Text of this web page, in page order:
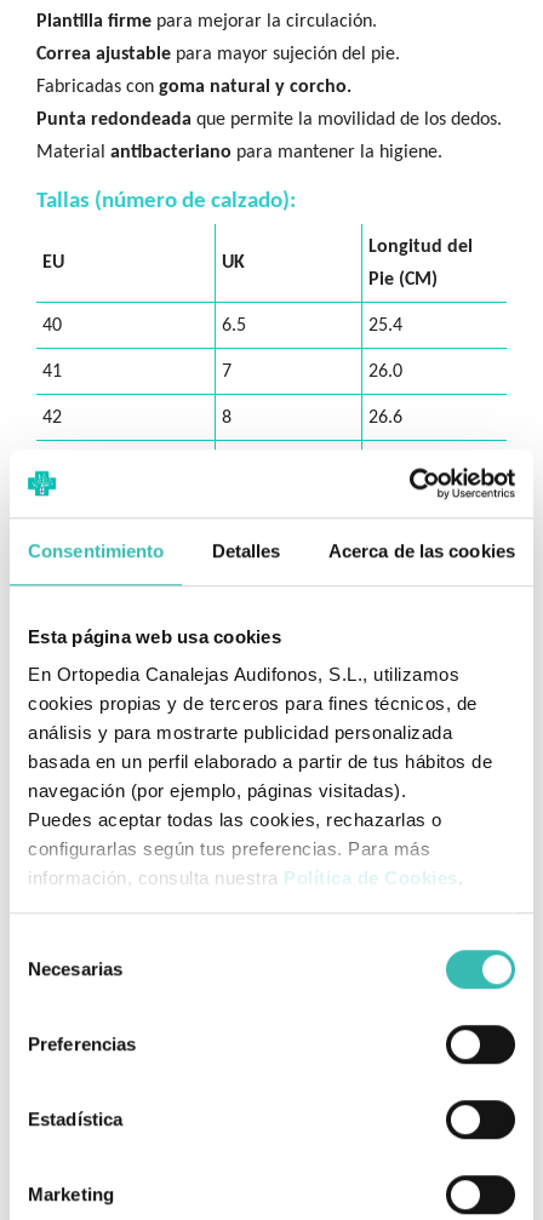
Consentimiento Detalles Acerca de las cookies
Esta página web usa cookies
En Ortopedia Canalejas Audifonos, S.L., utilizamos
cookies propias y de terceros para fines técnicos, de
análisis y para mostrarte publicidad personalizada
basada en un perfil elaborado a partir de tus hábitos de
navegación (por ejemplo, páginas visitadas).
Puedes aceptar todas las cookies, rechazarlas o
configurarlas según tus preferencias. Para más
información, consulta nuestra Política de Cookies .
Necesarias
Preferencias
Estadística
Marketing
Plantilla firme para mejorar la circulación.
Correa ajustable para mayor sujeción del pie.
Fabricadas con goma natural y corcho.
Punta redondeada que permite la movilidad de los dedos.
Material antibacteriano para mantener la higiene.
Tallas (número de calzado):
EU UK
Longitud del
Pie (CM)
40 6.5 25.4
41 7 26.0
42 8 26.6
45 10.5 28.5
¿Cómo saber mi talla (largo) adecuada?
Opción 1
Si ya tiene una plantilla, tome las medidas de longitud de
acuerdo a la ilustración y verifique la talla en la tabla.
Opción 2
Pon los pies juntos y los talones pegados a la pared.
largo.
0,7 cmy compruebe la talla en la tabla.